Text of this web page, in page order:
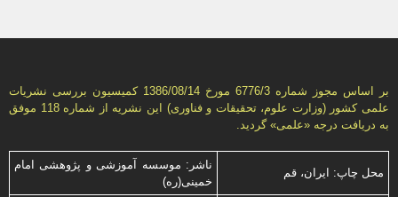
بر اساس مجوز شماره 6776/3 مورخ 1386/08/14 كمیسیون بررسى نشریات
علمى كشور (وزارت علوم، تحقیقات و فناورى) این نشریه از شماره 118 موفق
به دریافت درجه «علمى» گردید.
محل چاپ: ایران، قم
ناشر: موسسه آموزشی و پژوهشی امام
خمینی(ره)